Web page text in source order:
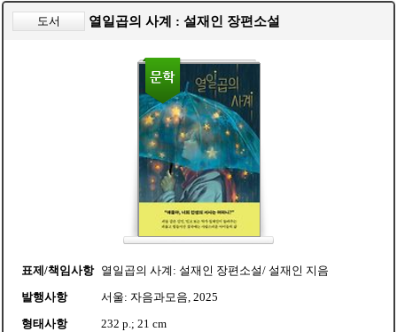
도서 열일곱의 사계 : 설재인 장편소설
표제/책임사항 열일곱의 사계: 설재인 장편소설/ 설재인 지음
발행사항
서울: 자음과모음, 2025
형태사항
232 p.; 21 cm